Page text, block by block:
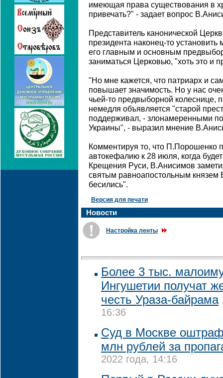
имеющая права существования в
привечать?" - задает вопрос
Представитель канонической
президента наконец-то
его главным и основным
заниматься Церковью, "хоть это и
"Но мне кажется, что патриарх и
повышает значимость. Но у нас
чьей-то предвыборной колеснице,
немедля объявляется "старой
поддерживал, - злонамеренными
Украины", - выразил мнение
Комментируя то, что П.Порошенко
автокефалию к 28 июля, когда
Крещения Руси, В.Анисимов
святым равноапостольным
бесились".
Версия для печати
Новости
Настройка ленты
Более 3 тыс.
Ингушетии получат
честь Ураза-байрама
16:36
Суд в Москве
млн рублей за
2022 года, 14:16